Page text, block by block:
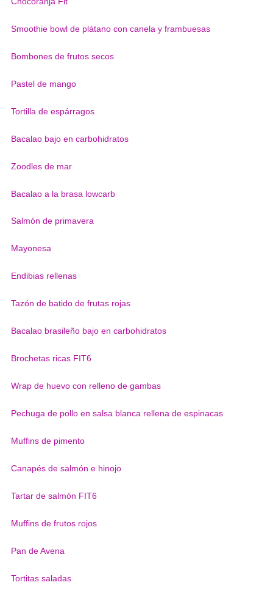
Smoothie bowl de plátano con canela y frambuesas
Bombones de frutos secos
Pastel de mango
Tortilla de espárragos
Bacalao bajo en carbohidratos
Zoodles de mar
Bacalao a la brasa lowcarb
Salmón de primavera
Mayonesa
Endibias rellenas
Tazón de batido de frutas rojas
Bacalao brasileño bajo en carbohidratos
Brochetas ricas FIT6
Wrap de huevo con relleno de gambas
Pechuga de pollo en salsa blanca rellena de espinacas
Muffins de pimento
Canapés de salmón e hinojo
Tartar de salmón FIT6
Muffins de frutos rojos
Pan de Avena
Tortitas saladas